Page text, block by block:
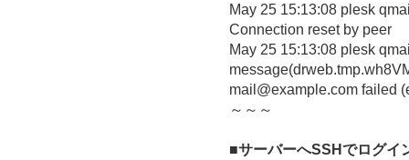
May 25 15:13:08 plesk
Connection reset by peer
May 25 15:13:08 plesk
mail@example.comfailed
～～～
■サーバーへSSHでログイ